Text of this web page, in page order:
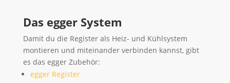
Das egger System
Damit du die Register als Heiz- und Kühlsystem
montieren und miteinander verbinden kannst, gibt
es das egger Zubehör:
egger Register